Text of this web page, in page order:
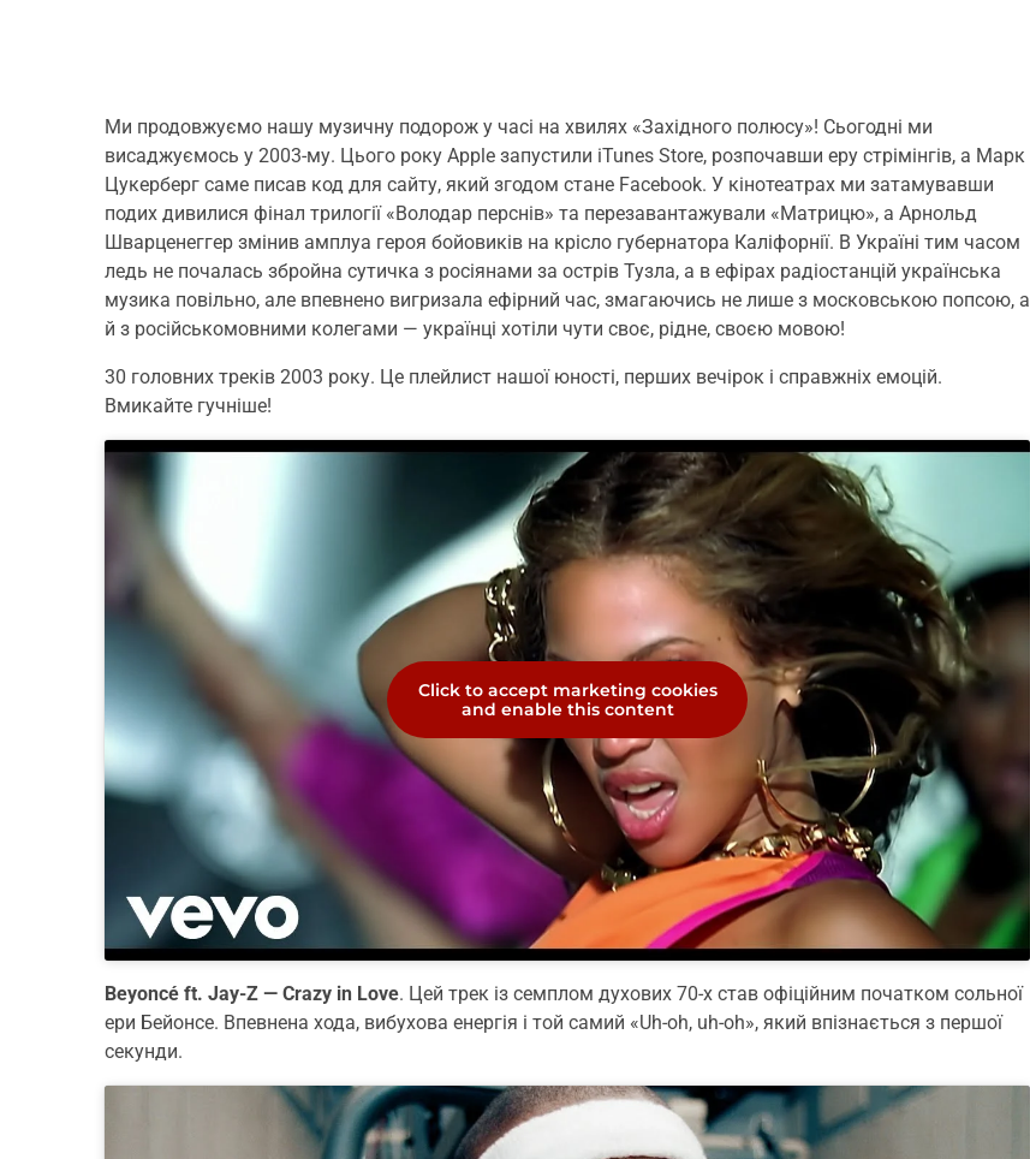
Ми продовжуємо нашу музичну подорож у часі на хвилях «Західного полюсу»! Сьогодні ми
висаджуємось у 2003-му. Цього року Apple запустили iTunes Store, розпочавши еру стрімінгів, а Марк
Цукерберг саме писав код для сайту, який згодом стане Facebook. У кінотеатрах ми затамувавши
подих дивилися фінал трилогії «Володар перснів» та перезавантажували «Матрицю», а Арнольд
Шварценеггер змінив амплуа героя бойовиків на крісло губернатора Каліфорнії. В Україні тим часом
ледь не почалась збройна сутичка з росіянами за острів Тузла, а в ефірах радіостанцій українська
музика повільно, але впевнено вигризала ефірний час, змагаючись не лише з московською попсою, а
й з російськомовними колегами — українці хотіли чути своє, рідне, своєю мовою!
30 головних треків 2003 року. Це плейлист нашої юності, перших вечірок і справжніх емоцій.
Вмикайте гучніше!
Click to accept marketing cookies
and enable this content
Beyoncé ft. Jay-Z — Crazy in Love. Цей трек із семплом духових 70-х став офіційним початком сольної
ери Бейонсе. Впевнена хода, вибухова енергія і той самий «Uh-oh, uh-oh», який впізнається з першої
секунди.